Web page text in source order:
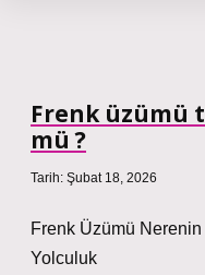
Frenk üzümü
mü ?
Tarih: Şubat 18, 2026
Frenk Üzümü
Yolculuk